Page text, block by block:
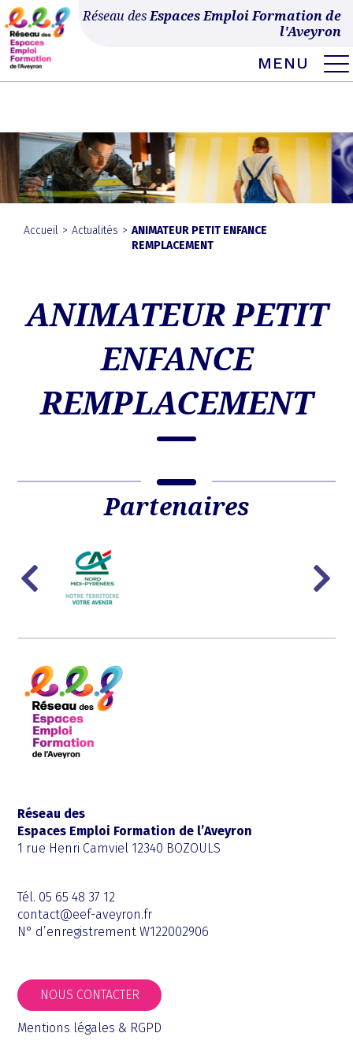
Ce site utilise Google Analytics. En continuant à naviguer, vous nous autorisez à
déposer un cookie à des fins de mesure d'audience.En savoir plus ou
Skip
to
content
Réseau desEspaces Emploi Formation de
l'Aveyron
MENU
MENU
EXPAND
Accueil > Actualités > ANIMATEUR PETIT ENFANCE
REMPLACEMENT
ANIMATEUR PETIT
ENFANCE
REMPLACEMENT
Partenaires
Réseau des
Espaces Emploi Formation de l’Aveyron
1 rue Henri Camviel 12340 BOZOULS
Tél. 05 65 48 37 12
contact@eef-aveyron.fr
N° d’enregistrement W122002906
NOUS CONTACTER
Mentions légales & RGPD